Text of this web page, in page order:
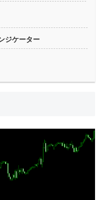
ジケーター